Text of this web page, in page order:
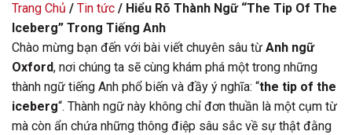
Trang Chủ / Tin tức / Hiểu Rõ Thành Ngữ “The Tip Of The
Iceberg” Trong Tiếng Anh
Chào mừng bạn đến với bài viết chuyên sâu từ Anh ngữ
Oxford, nơi chúng ta sẽ cùng khám phá một trong những
thành ngữ tiếng Anh phổ biến và đầy ý nghĩa: “the tip of the
iceberg“. Thành ngữ này không chỉ đơn thuần là một cụm từ
mà còn ẩn chứa những thông điệp sâu sắc về sự thật đằng